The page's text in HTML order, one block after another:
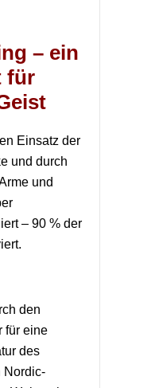
– ein
für
Einsatz der
und durch
und
– 90 % der
den
für eine
des
Nordic-